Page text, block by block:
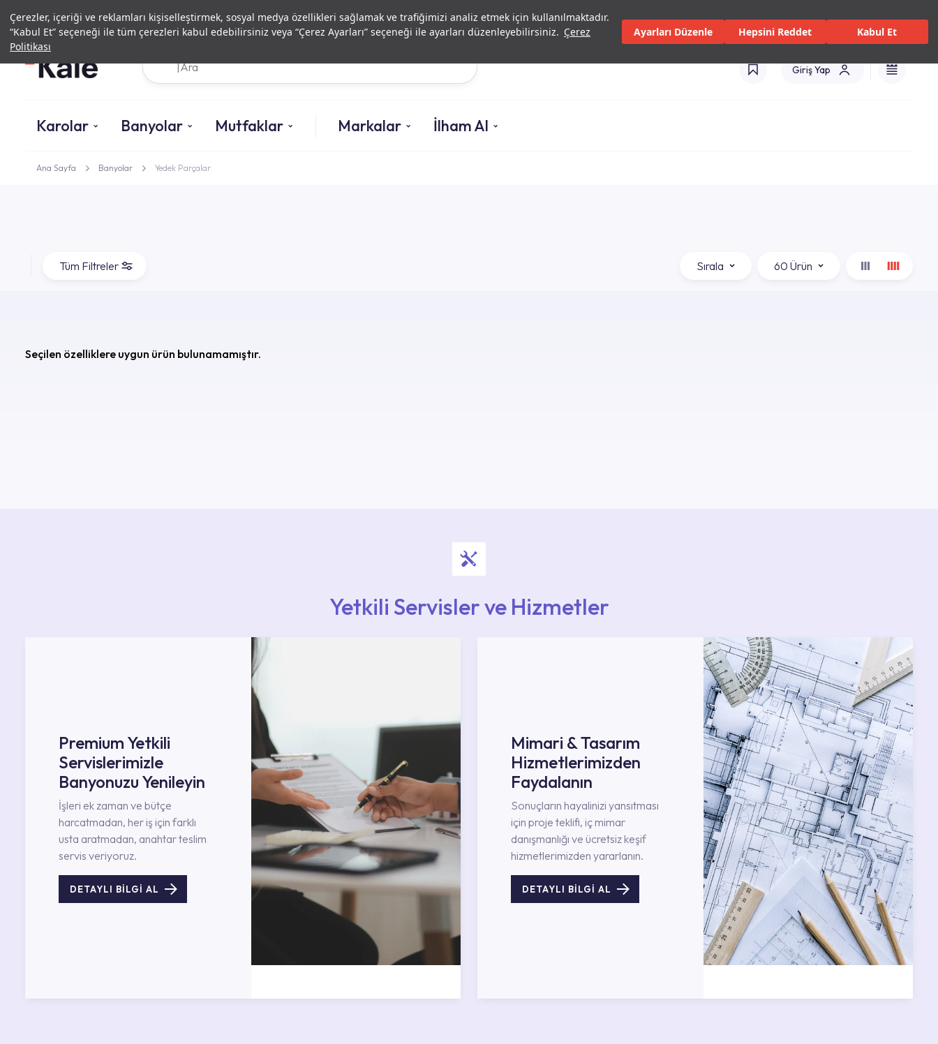
Çerezler, içeriği ve reklamları kişiselleştirmek, sosyal medya özellikleri sağlamak ve trafiğimizi analiz etmek için kullanılmaktadır.
“Kabul Et” seçeneği ile tüm çerezleri kabul edebilirsiniz veya “Çerez Ayarları” seçeneği ile ayarları düzenleyebilirsiniz. Çerez
Politikası
Ayarları Düzenle Hepsini Reddet Kabul Et
Yatırımcı İlişkileriYetkili Servisler ve HizmetlerMağazalarKataloglar Türkiye(TR)
Ara Giriş Yap
Karolar Banyolar Mutfaklar Markalar İlham Al
Ana Sayfa Banyolar Yedek Parçalar
Tüm Filtreler Sırala 60 Ürün
Seçilen özelliklere uygun ürün bulunamamıştır.
Yetkili Servisler ve Hizmetler
Premium Yetkili
Servislerimizle
Banyonuzu Yenileyin
İşleri ek zaman ve bütçe
harcatmadan, her iş için farklı
usta aratmadan, anahtar teslim
servis veriyoruz.
DETAYLI BİLGİ AL
Mimari & Tasarım
Hizmetlerimizden
Faydalanın
Sonuçların hayalinizi yansıtması
için proje teklifi, iç mimar
danışmanlığı ve ücretsiz keşif
hizmetlerimizden yararlanın.
DETAYLI BİLGİ AL